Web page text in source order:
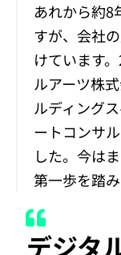
あれから約8
すが、会社
けています
ルアーツ株
ルディング
ートコンサ
した。今は
第一歩を踏
デジタ